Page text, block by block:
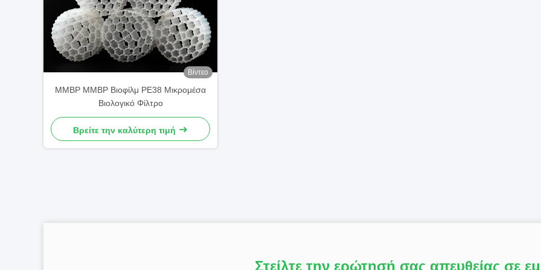
Βίντεο
ΜΜΒΡ ΜΜΒΡ Βιοφίλμ PE38 Μικρομέσα
Βιολογικό Φίλτρο
Βρείτε την καλύτερη τιμή
Στείλτε την ερώτησή σας απευθείας σε